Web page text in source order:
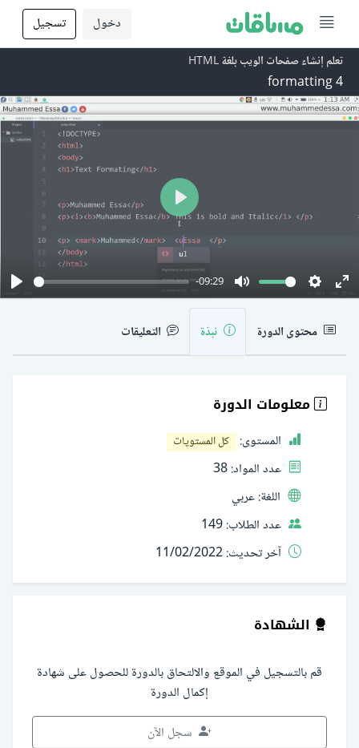
دخول تسجيل
تعلم إنشاء صفحات الويب بلغة HTML
4 formatting
Play
-09:29
Mute
Play
نبذة التعليقات
معلومات الدورة
المستوى: كل المستويات
عدد المواد:38
اللغة:عربي
عدد الطلاب:149
آخر تحديث:11/02/2022
الشهادة
قم بالتسجيل في الموقع والالتحاق بالدورة للحصول على شهادة
إكمال الدورة
سجل الآن